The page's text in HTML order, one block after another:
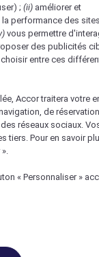
; (ii) améliorer et
performance des
vous permettre
des publicités
entre ces
Accor traitera votre
de
réseaux sociaux.
tiers. Pour en savoir
« Personnaliser »